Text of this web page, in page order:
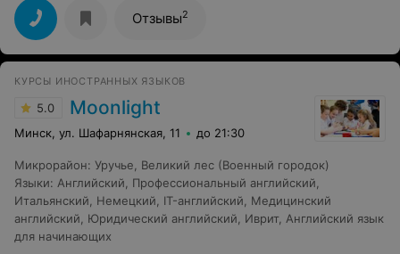
Отзывы2
КУРСЫ ИНОСТРАННЫХ ЯЗЫКОВ
5.0 Moonlight
Минск, ул. Шафарнянская, 11 до 21:30
Микрорайон: Уручье
Великий лес (Военный городок)
Языки: Английский Профессиональный английский
Итальянский
Немецкий IT-английский
Медицинский
английский
Юридический английский Иврит, Английский язык
для начинающих